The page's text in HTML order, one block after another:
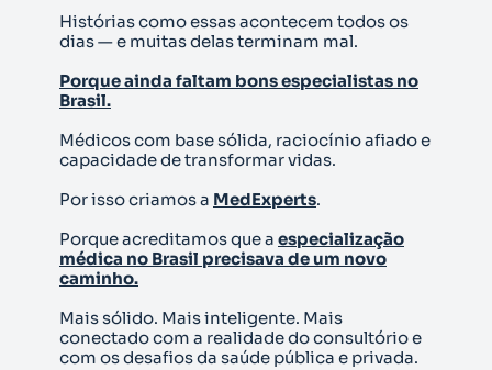
Histórias como essas acontecem todos os
dias — e muitas delas terminam mal.
Porque ainda faltam bons especialistas no
Brasil.
Médicos com base sólida, raciocínio afiado e
capacidade de transformar vidas.
Por isso criamos a MedExperts.
Porque acreditamos que a especialização
médica no Brasil precisava de um novo
caminho.
Mais sólido. Mais inteligente. Mais
conectado com a realidade do consultório e
com os desafios da saúde pública e privada.